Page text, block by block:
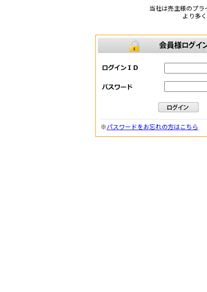
当社は売主様のプラ
より多
※パスワードをお忘れの方はこちら